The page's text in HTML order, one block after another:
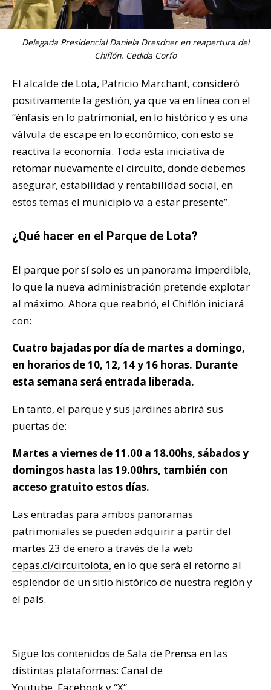
Delegada Presidencial Daniela Dresdner en reapertura del
Chiflón. Cedida Corfo
El alcalde de Lota, Patricio Marchant, consideró
positivamente la gestión, ya que va en línea con el
“énfasis en lo patrimonial, en lo histórico y es una
válvula de escape en lo económico, con esto se
reactiva la economía. Toda esta iniciativa de
retomar nuevamente el circuito, donde debemos
asegurar, estabilidad y rentabilidad social, en
estos temas el municipio va a estar presente”.
¿Qué hacer en el Parque de Lota?
El parque por sí solo es un panorama imperdible,
lo que la nueva administración pretende explotar
al máximo. Ahora que reabrió, el Chiflón iniciará
con:
Cuatro bajadas por día de martes a domingo,
en horarios de 10, 12, 14 y 16 horas. Durante
esta semana será entrada liberada.
En tanto, el parque y sus jardines abrirá sus
puertas de:
Martes a viernes de 11.00 a 18.00hs, sábados y
domingos hasta las 19.00hrs, también con
acceso gratuito estos días.
Las entradas para ambos panoramas
patrimoniales se pueden adquirir a partir del
martes 23 de enero a través de la web
cepas.cl/circuitolota, en lo que será el retorno al
esplendor de un sitio histórico de nuestra región y
el país.
Sigue los contenidos deSala de Prensa en las
distintas plataformas: Canal de